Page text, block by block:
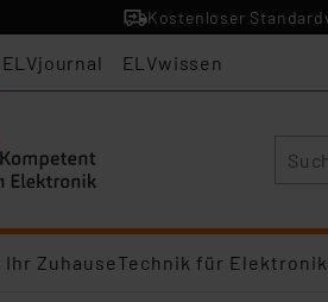
Kostenloser
ELVjournal ELVwissen
ZuhauseTechnik für